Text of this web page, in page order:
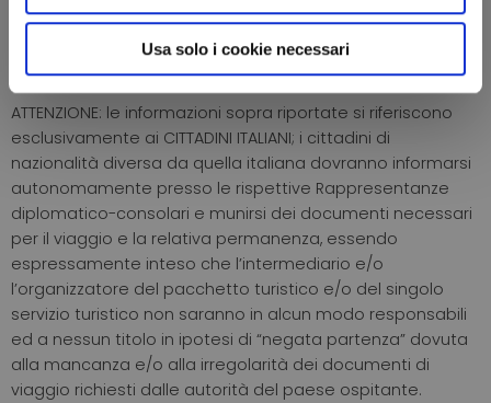
Usa solo i cookie necessari
individuale, oppure, qualora gli Stati attraversati ne
riconoscano la validità, di carta di identità valida per
ATTENZIONE: le informazioni sopra riportate si riferiscono
esclusivamente ai CITTADINI ITALIANI; i cittadini di
nazionalità diversa da quella italiana dovranno informarsi
autonomamente presso le rispettive Rappresentanze
diplomatico-consolari e munirsi dei documenti necessari
per il viaggio e la relativa permanenza, essendo
espressamente inteso che l’intermediario e/o
l’organizzatore del pacchetto turistico e/o del singolo
servizio turistico non saranno in alcun modo responsabili
ed a nessun titolo in ipotesi di “negata partenza” dovuta
alla mancanza e/o alla irregolarità dei documenti di
viaggio richiesti dalle autorità del paese ospitante.